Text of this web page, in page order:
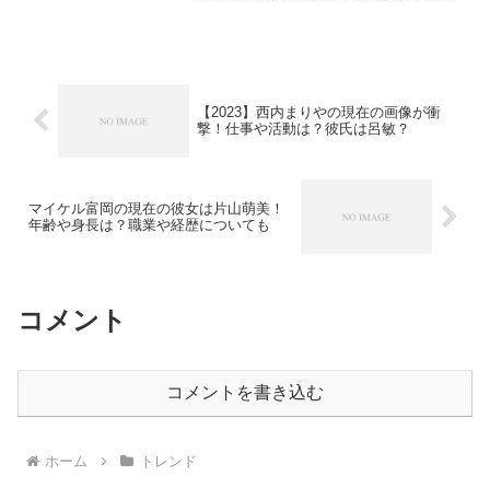
【2023】西内まりやの現在の画像が衝
撃！仕事や活動は？彼氏は呂敏？
マイケル富岡の現在の彼女は片山萌美！
年齢や身長は？職業や経歴についても
コメント
コメントを書き込む
ホーム トレンド